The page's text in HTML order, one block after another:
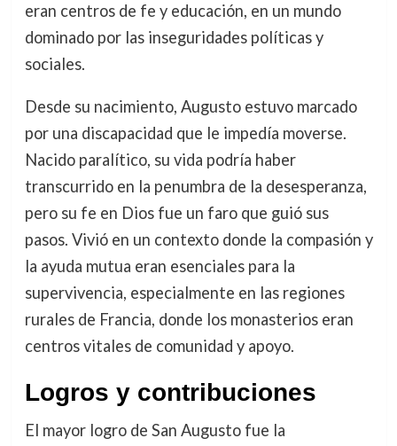
eran centros de fe y educación, en un mundo
dominado por las inseguridades políticas y
sociales.
Desde su nacimiento, Augusto estuvo marcado
por una discapacidad que le impedía moverse.
Nacido paralítico, su vida podría haber
transcurrido en la penumbra de la desesperanza,
pero su fe en Dios fue un faro que guió sus
pasos. Vivió en un contexto donde la compasión y
la ayuda mutua eran esenciales para la
supervivencia, especialmente en las regiones
rurales de Francia, donde los monasterios eran
centros vitales de comunidad y apoyo.
Logros y contribuciones
El mayor logro de San Augusto fue la